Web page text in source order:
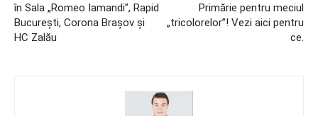
în Sala „Romeo Iamandi”, Rapid
Bucureşti, Corona Braşov şi
HC Zalău
Primărie pentru meciul
„tricolorelor”! Vezi aici pentru
ce.